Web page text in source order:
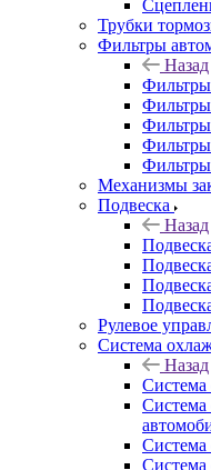
Трубки
Фильтры
Назад
Механизмы
Подвеска
Назад
Рулевое
Система
Назад
Система
Система
Система